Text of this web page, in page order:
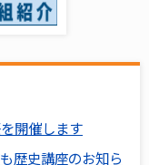
開催します
歴史講座のお知ら